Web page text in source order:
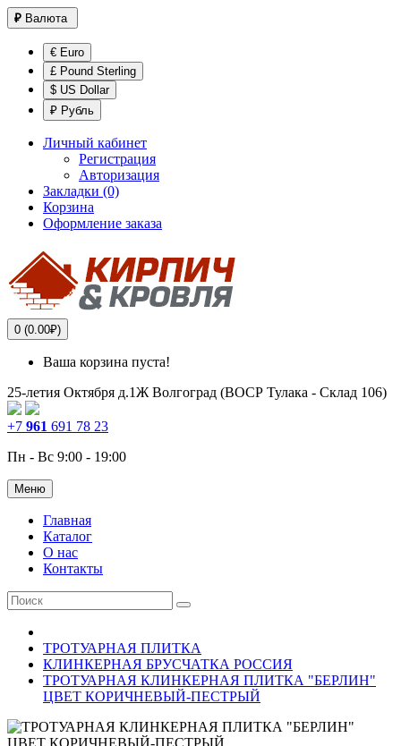
₽ Валюта
€ Euro
£ Pound Sterling
$ US Dollar
₽ Рубль
Личный кабинет
Регистрация
Авторизация
Закладки (0)
Корзина
Оформление заказа
0 (0.00₽)
Ваша корзина пуста!
25-летия Октября д.1Ж Волгоград (ВОСР Тулака - Склад 106)
+7 961 691 78 23
Пн - Вс 9:00 - 19:00
Меню
Главная
Каталог
О нас
Контакты
ТРОТУАРНАЯ ПЛИТКА
КЛИНКЕРНАЯ БРУСЧАТКА РОССИЯ
ТРОТУАРНАЯ КЛИНКЕРНАЯ ПЛИТКА "БЕРЛИН"
ЦВЕТ КОРИЧНЕВЫЙ-ПЕСТРЫЙ